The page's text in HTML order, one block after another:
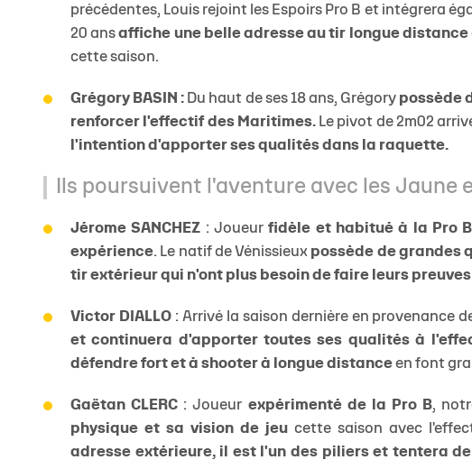
précédentes, Louis rejoint les Espoirs Pro B et intégrera
20 ansaffiche une belle adresse au tir longue distance
cette saison.
Grégory BASIN : Du haut de ses 18 ans, Grégory possède
renforcer l'effectif des Maritimes.Le pivot de 2m02
l'intention d'apporter ses qualités dans la raquette.
Ils poursuivent l'aventure avec les Jaune
Jérome SANCHEZ : Joueurfidèle et habitué à la Pro B
expérience. Le natif de Vénissieux possède de grandes
tir extérieur qui n'ont plus besoin de faire leurs preuves
Victor DIALLO: Arrivé la saison dernière en provenance de
et continuera d'apporter toutes ses qualités à
défendre fort et à shooter à longue distance en font
Gaëtan CLERC : Joueur expérimenté de la Pro B,
physique et sa vision de jeu cette saison avec
adresse extérieure, il est l'un des piliers et tentera